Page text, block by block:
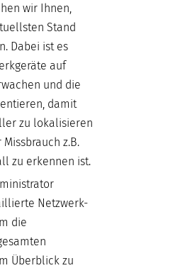
wir Ihnen,
Stand
Dabei ist es
auf
und die
damit
zu lokalisieren
z.B.
zu erkennen ist.
Netzwerk-
die
Überblick zu